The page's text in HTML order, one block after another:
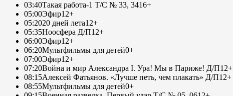
03:40Такая работа-1 Т/С № 33, 3416+
05:00Эфир12+
05:2020 дней лета12+
05:35Ноосфера Д/П12+
06:00Эфир12+
06:20Мультфильмы для детей0+
07:00Эфир12+
07:20Война и мир Александра I. Ура! Мы в Париже! Д/П12+
08:15Алексей Фатьянов. «Лучше петь, чем плакать» Д/П12+
08:55Мультфильмы для детей0+